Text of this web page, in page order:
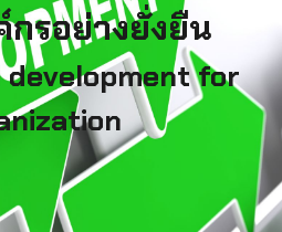
รอย่างยั่งยืน
development for